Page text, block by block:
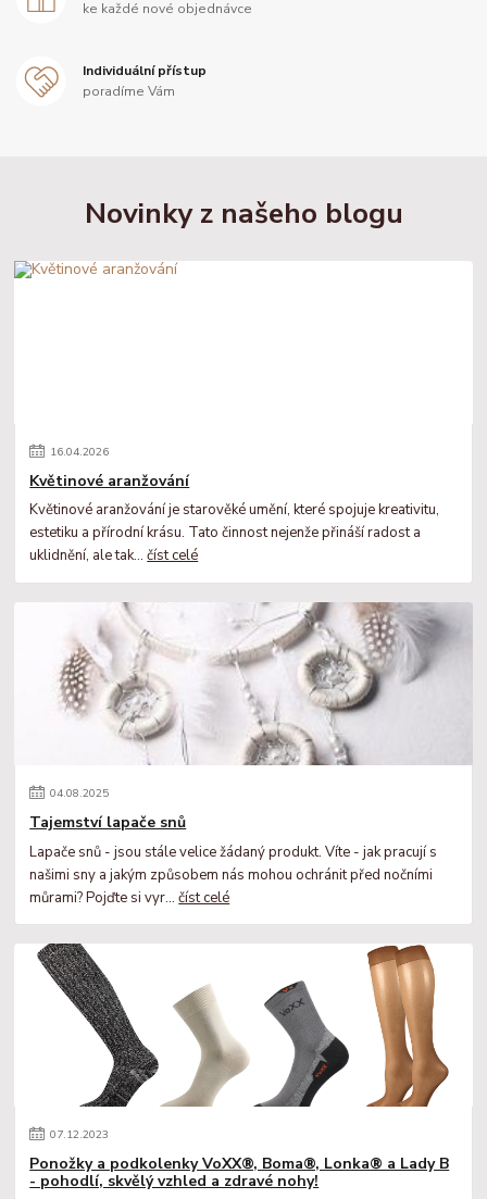
ke každé nové objednávce
Individuální přístup
poradíme Vám
Novinky z našeho blogu
16.04.2026
Květinové aranžování
Květinové aranžování je starověké umění, které spojuje kreativitu,
estetiku a přírodní krásu. Tato činnost nejenže přináší radost a
uklidnění, ale tak...číst celé
04.08.2025
Tajemství lapače snů
Lapače snů - jsou stále velice žádaný produkt. Víte - jak pracují s
našimi sny a jakým způsobem nás mohou ochránit před nočními
můrami? Pojďte si vyr...číst celé
07.12.2023
Ponožky a podkolenky VoXX®, Boma®, Lonka® a Lady B
- pohodlí, skvělý vzhled a zdravé nohy!